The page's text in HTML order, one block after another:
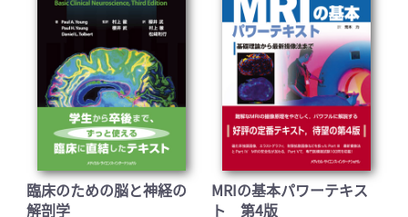
臨床のための脳と神経の
解剖学
MRIの基本パワーテキス
ト 第4版